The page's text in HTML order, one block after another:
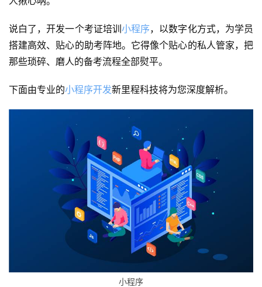
说白了，开发一个考证培训 小程序，以数字化方式，为学员
搭建高效、贴心的助考阵地。它得像个贴心的私人管家，把
那些琐碎、磨人的备考流程全部熨平。
下面由专业的小程序开发新里程科技将为您深度解析。
小程序